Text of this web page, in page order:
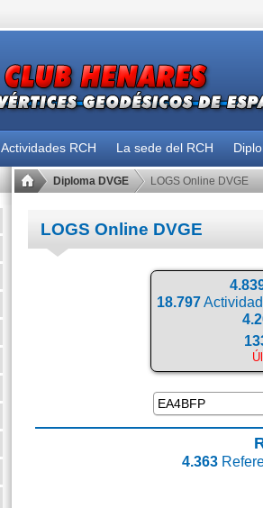
Actividades RCH La sede del RCH
Diploma DVGE LOGS Online DVGE
LOGS Online DVGE
18.797
4.363